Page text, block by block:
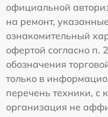
официальной
на ремонт,
ознакомительный
офертой согласно п.
обозначения
только в
перечень техники, с
организация не